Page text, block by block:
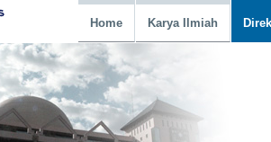
Home Karya Ilmiah